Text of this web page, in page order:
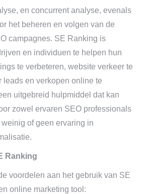
en concurrent analyse, evenals
het beheren en volgen van de
campagnes. SE Ranking is
en individuen te helpen hun
te verbeteren, website verkeer te
leads en verkopen online te
uitgebreid hulpmiddel dat kan
zowel ervaren SEO professionals
of geen ervaring in
Ranking
voordelen aan het gebruik van SE
online marketing tool: